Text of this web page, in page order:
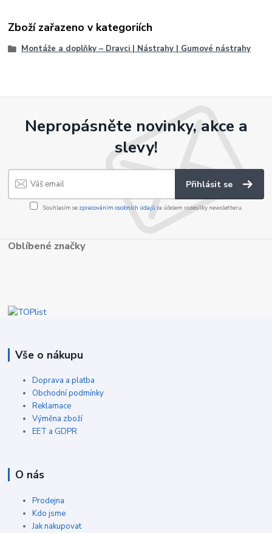
Zboží zařazeno v kategoriích
Montáže a doplňky – Dravci | Nástrahy | Gumové nástrahy
Nepropásněte novinky, akce a
slevy!
Přihlásit se
Souhlasím se zpracováním osobních údajůza účelem rozesílky newsletteru.
Oblíbené značky
Vše o nákupu
Doprava a platba
Obchodní podmínky
Reklamace
Výměna zboží
EET a GDPR
O nás
Prodejna
Kdo jsme
Jak nakupovat